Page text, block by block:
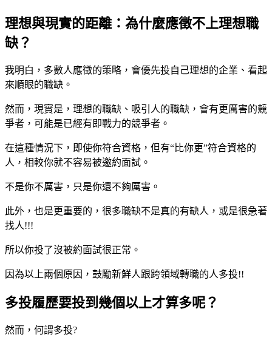
理想與現實的距離：為什麼應徵不上理想職
缺？
我明白，多數人應徵的策略，會優先投自己理想的企業、看起
來順眼的職缺。
然而，現實是，理想的職缺、吸引人的職缺，會有更厲害的競
爭者，可能是已經有即戰力的競爭者。
在這種情況下，即使你符合資格，但有“比你更”符合資格的
人，相較你就不容易被邀約面試。
不是你不厲害，只是你還不夠厲害。
此外，也是更重要的，很多職缺不是真的有缺人，或是很急著
找人!!!
所以你投了沒被約面試很正常。
因為以上兩個原因，鼓勵新鮮人跟跨領域轉職的人多投!!
多投履歷要投到幾個以上才算多呢？
然而，何謂多投?